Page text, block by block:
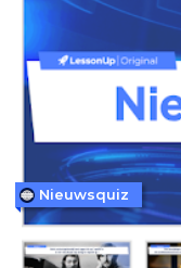
Nieuwsquiz